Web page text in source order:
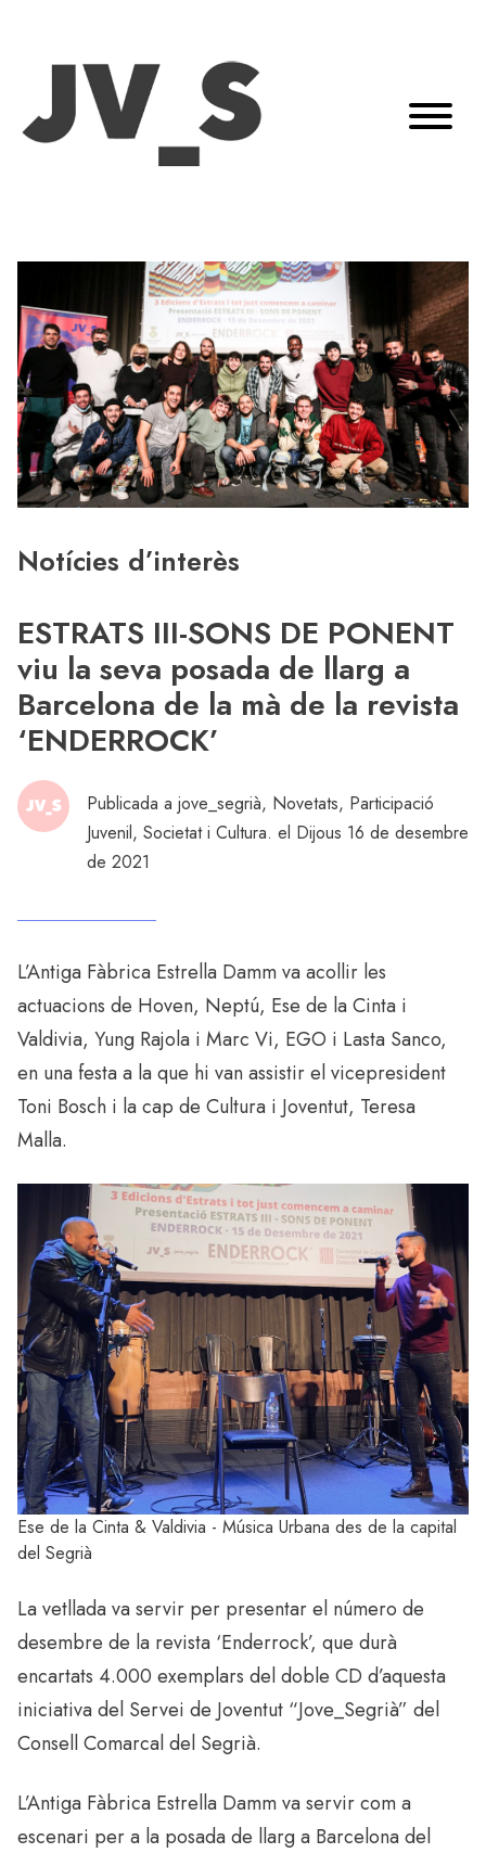
Notícies d’interès
ESTRATS III-SONS DE PONENT
viu la seva posada de llarg a
Barcelona de la mà de la revista
‘ENDERROCK’
Publicada a jove_segrià, Novetats, Participació
Juvenil, Societat i Cultura. el Dijous 16 de desembre
de 2021
L’Antiga Fàbrica Estrella Damm va acollir les
actuacions de Hoven, Neptú, Ese de la Cinta i
Valdivia, Yung Rajola i Marc Vi, EGO i Lasta Sanco,
en una festa a la que hi van assistir el vicepresident
Toni Bosch i la cap de Cultura i Joventut, Teresa
Malla.
Ese de la Cinta & Valdivia - Música Urbana des de la capital
del Segrià
La vetllada va servir per presentar el número de
desembre de la revista ‘Enderrock’, que durà
encartats 4.000 exemplars del doble CD d’aquesta
iniciativa del Servei de Joventut “Jove_Segrià” del
Consell Comarcal del Segrià.
L’Antiga Fàbrica Estrella Damm va servir com a
escenari per a la posada de llarg a Barcelona del